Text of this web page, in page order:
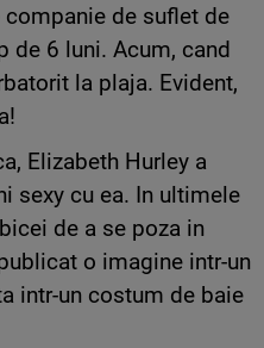
de suflet de
de 6 luni. Acum, cand
la plaja. Evident,
Elizabeth Hurley a
sexy cu ea. In ultimele
de a se poza in
o imagine intr-un
intr-un costum de baie